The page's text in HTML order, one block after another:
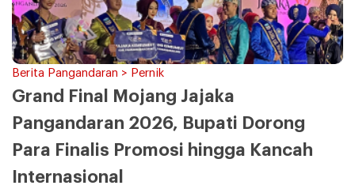
Berita Pangandaran > Pernik
Grand Final Mojang Jajaka
Pangandaran 2026, Bupati Dorong
Para Finalis Promosi hingga Kancah
Internasional